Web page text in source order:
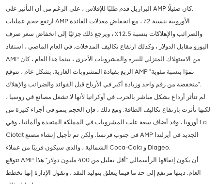
البرازيل قدم طلبًا للإفلاس ، على الرغم من أن التأثير على AMP كان ضئيلًا.
ارتفع حجم عمليات AMP الأوروبية بنسبة 2٪ ، مع انخفاض معدلات الفائدة
والضرائب والإهلاكات بنسبة 12.5٪ ، ويرجع ذلك جزئيًا إلى انخفاض سعر صرف
اليورو مقابل الدولار ، وكذلك ارتفاع تكاليف المدخلات. في العام الماضي ، استفاد
AMP من الاستهلاك المنزلي للبيرة والمشروبات الأخرى ، بينما هذا العام ، كان
الربع بقيادة المشروبات الغازية. بشكل عام ، تتوقع AMP "نموًا بنسبة مئوية
منخفضة من رقم واحد وزيادة أكبر في الأرباح قبل الفوائد والضرائب والإهلاك".
لم تتأثر أرداغ بشكل مباشر بالحرب في أوكرانيا لأنها لا تشغل مصانع في روسيا ،
لكنها تأثرت بارتفاع تكاليف الطاقة. ومع ذلك ، فإن الحجم ينمو في أجزاء كثيرة من
أوروبا ، وقد أضاف سعة علب المشروبات في المملكة المتحدة وألمانيا ، وفي La
Ciotat في جنوب فرنسا. ولكن تم تأجيل إنشاء مصنع AMP الجديد في أيرلندا
الشمالية ، والذي سيكون قريبًا من عملاء Coca-Cola و Diageo.
تتوقع AMP أن يكون إنفاقها الرأسمالي "أقل بقليل من 400 مليون دولار" هذا
العام. دينها مرتفع إلى حد ما فيما يتعلق بتوليد النقد ، وتقول الإدارة إنها تخطط